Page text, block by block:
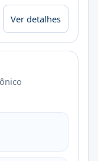
Ver detalhes